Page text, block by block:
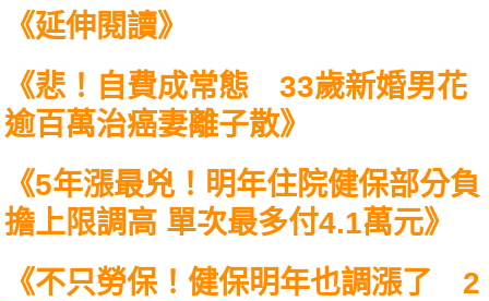
《延伸閱讀》
《悲！自費成常態 33歲新婚男花
逾百萬治癌妻離子散》
《5年漲最兇！明年住院健保部分負
擔上限調高 單次最多付4.1萬元》
《不只勞保！健保明年也調漲了 2